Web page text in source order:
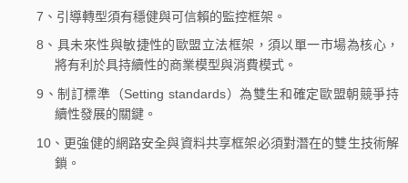
7、引導轉型須有穩健與可信賴的監控框架。
8、具未來性與敏捷性的歐盟立法框架，須以單一市場為核心，
將有利於具持續性的商業模型與消費模式。
9、制訂標準（Setting standards）為雙生和確定歐盟朝競爭持
續性發展的關鍵。
10、更強健的網路安全與資料共享框架必須對潛在的雙生技術解
鎖。